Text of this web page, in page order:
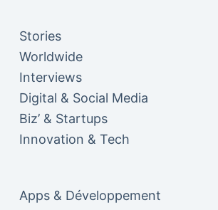
Stories
Worldwide
Interviews
Digital & Social Media
Biz’ & Startups
Innovation & Tech
Apps & Développement